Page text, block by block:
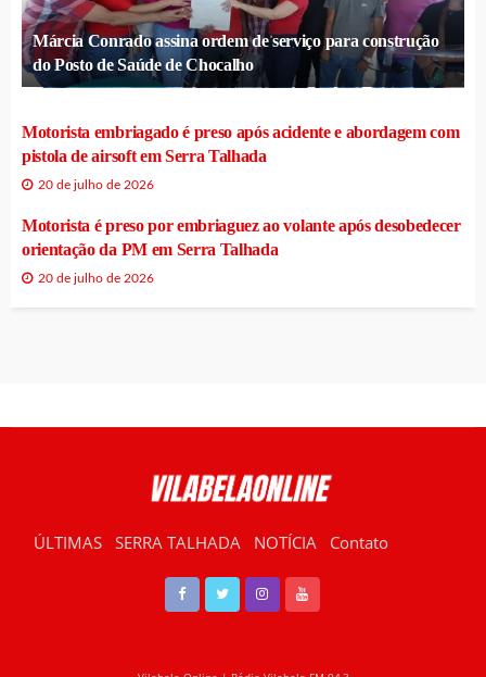
Márcia Conrado assina ordem de serviço para construção
do Posto de Saúde de Chocalho
Motorista embriagado é preso após acidente e abordagem com
pistola de airsoft em Serra Talhada
20 de julho de 2026
Motorista é preso por embriaguez ao volante após desobedecer
orientação da PM em Serra Talhada
20 de julho de 2026
ÚLTIMAS SERRA TALHADA NOTÍCIA Contato